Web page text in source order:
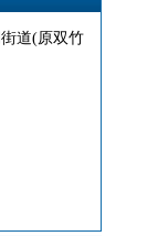
街道(原双竹